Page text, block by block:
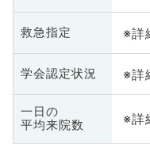
救急指定 ※詳
学会認定状況 ※詳
一日の
平均来院数
※詳